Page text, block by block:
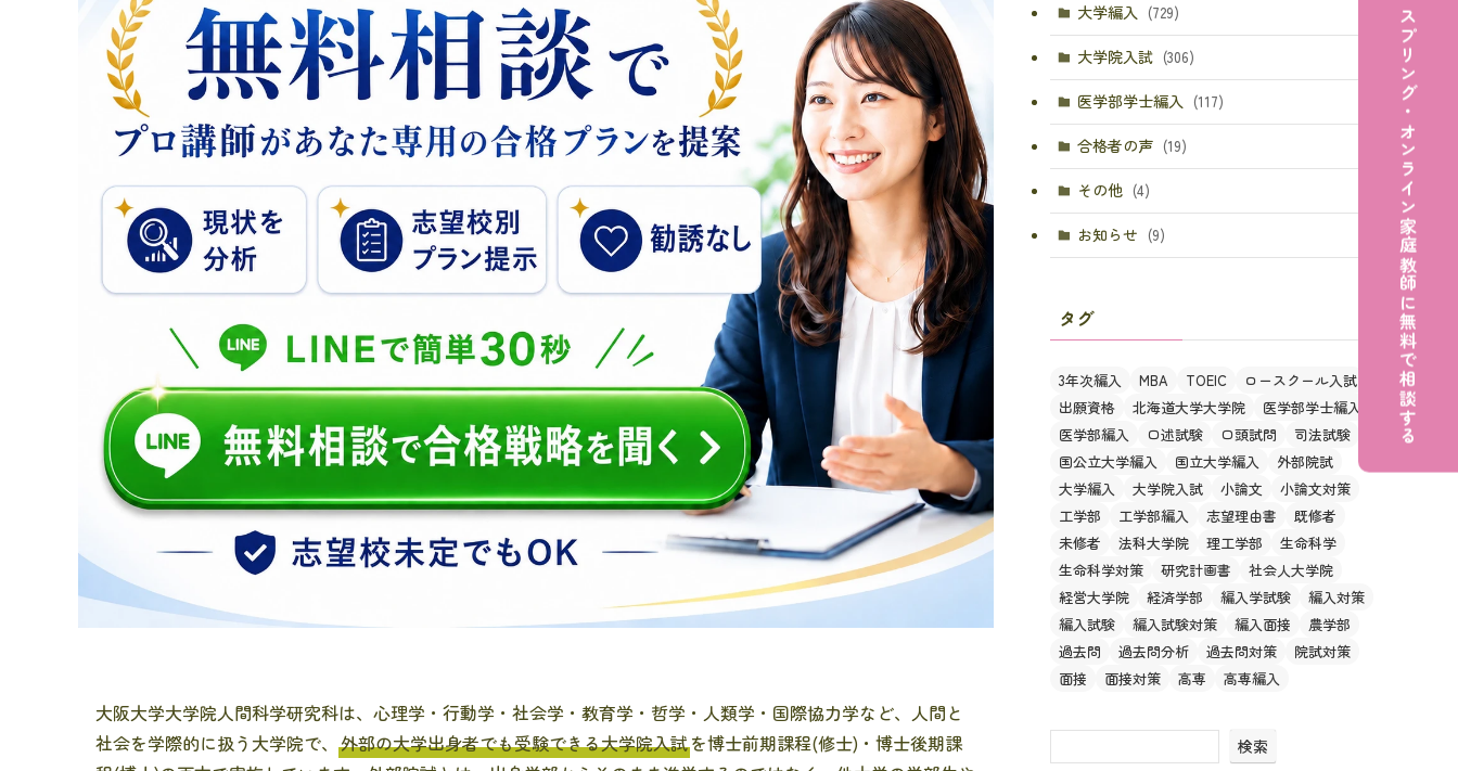
大阪大学大学院人間科学研究科は、心理学・行動学・社会学・教育学・哲学・人類学・国際協力学など、人間と
社会を学際的に扱う大学院で、 外部の大学出身者でも受験できる大学院入試を博士前期課程(修士)・博士後期課
大学編入 (729)
大学院入試 (306)
医学部学士編入 (117)
合格者の声 (19)
その他 (4)
お知らせ (9)
タグ
3年次編入 MBA TOEIC
ロースクール入試
出願資格
北海道大学大学院
医学部学士編入
医学部編入
口述試験 口頭試問
司法試験
国公立大学編入
国立大学編入
外部院試
大学編入
大学院入試 小論文
小論文対策
工学部
工学部編入 志望理由書
既修者
未修者
法科大学院 理工学部
生命科学
生命科学対策
研究計画書
社会人大学院
経営大学院
経済学部 編入学試験
編入対策
編入試験
編入試験対策 編入面接
農学部
過去問
過去問分析 過去問対策
院試対策
面接
面接対策 高専 高専編入
検索
スプリング・オンライン家庭教師に無料で相談する